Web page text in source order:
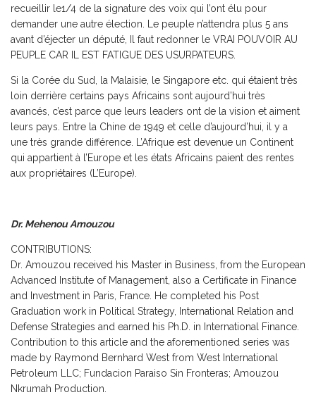
recueillir le1/4 de la signature des voix qui l’ont élu pour
demander une autre élection. Le peuple n’attendra plus 5 ans
avant d’éjecter un député, Il faut redonner le VRAI POUVOIR AU
PEUPLE CAR IL EST FATIGUE DES USURPATEURS.
Si la Corée du Sud, la Malaisie, le Singapore etc. qui étaient très
loin derrière certains pays Africains sont aujourd’hui très
avancés, c’est parce que leurs leaders ont de la vision et aiment
leurs pays. Entre la Chine de 1949 et celle d’aujourd’hui, il y a
une très grande différence. L’Afrique est devenue un Continent
qui appartient à l’Europe et les états Africains paient des rentes
aux propriétaires (L’Europe).
Dr. Mehenou Amouzou
CONTRIBUTIONS:
Dr. Amouzou received his Master in Business, from the European
Advanced Institute of Management, also a Certificate in Finance
and Investment in Paris, France. He completed his Post
Graduation work in Political Strategy, International Relation and
Defense Strategies and earned his Ph.D. in International Finance.
Contribution to this article and the aforementioned series was
made by Raymond Bernhard West from West International
Petroleum LLC; Fundacion Paraiso Sin Fronteras; Amouzou
Nkrumah Production.